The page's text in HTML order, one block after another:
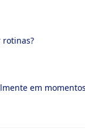
rotinas?
em